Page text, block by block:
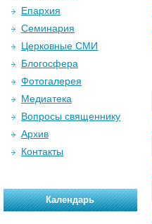
Епархия
Семинария
Церковные СМИ
Блогосфера
Фотогалерея
Медиатека
Вопросы священнику
Архив
Контакты
Календарь